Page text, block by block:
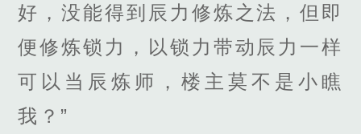
好，没能得到辰力修炼之法，但即
便修炼锁力，以锁力带动辰力一样
可以当辰炼师，楼主莫不是小瞧
我？”